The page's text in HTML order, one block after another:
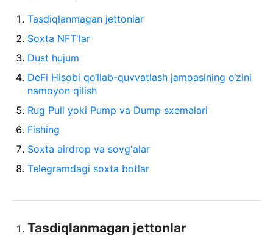
Tasdiqlanmagan jettonlar
Soxta NFT'lar
Dust hujum
DeFi Hisobi qo‘llab-quvvatlash jamoasining o‘zini
namoyon qilish
Rug Pull yoki Pump va Dump sxemalari
Fishing
Soxta airdrop va sovg'alar
Telegramdagi soxta botlar
Tasdiqlanmagan jettonlar